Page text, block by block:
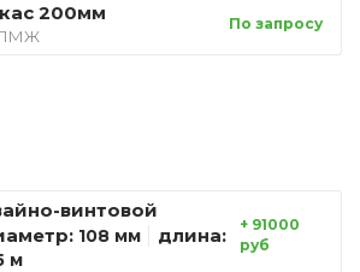
200мм По запросу
винтовой
108 мм длина:
м
+ 91000
руб